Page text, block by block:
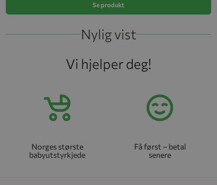
Se produkt
Nylig vist
Vi hjelper deg!
Norges største
babyutstyrkjede
Få først – betal
senere